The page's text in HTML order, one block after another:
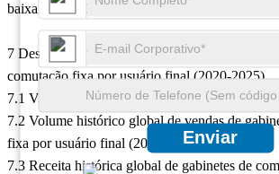
Enviar
baixa tensão (2020-2025)
7 Desenvolvimento histórico do mercado global
comutação fixa por usuário final (2020-2025)
7.1 Visão geral do mercado downstream
7.2 Volume histórico global de vendas de
fixa por usuário final (2020-2025)
7.3 Receita histórica global de gabinetes de